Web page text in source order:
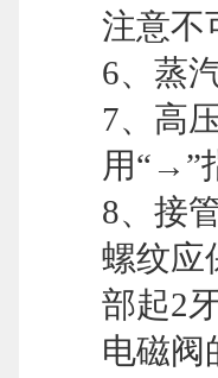
注意不
6、蒸
7、高
用“→”
8、接
螺纹应
部起2
电磁阀